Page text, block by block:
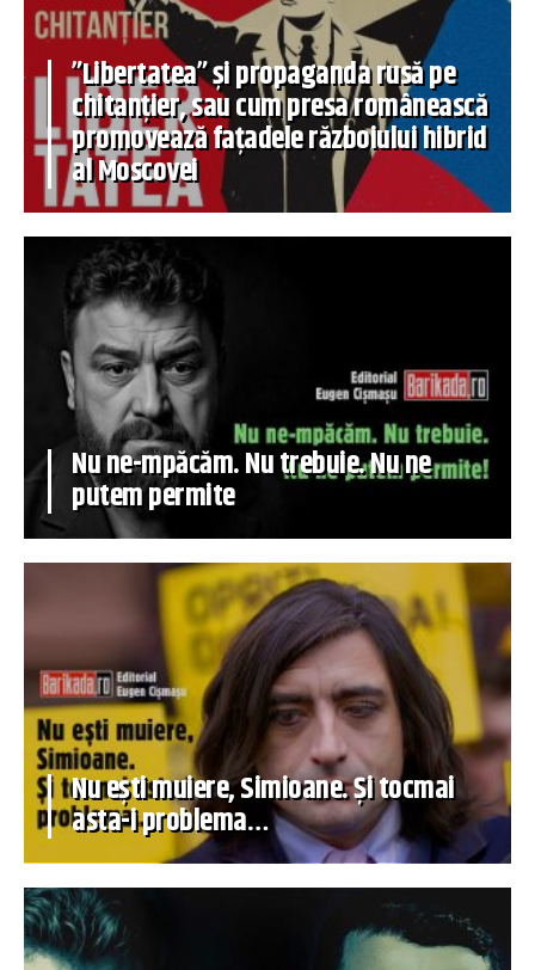
”Libertatea” și propaganda rusă pe
chitanțier, sau cum presa românească
promovează fațadele războiului hibrid
al Moscovei
Nu ne-mpăcăm. Nu trebuie. Nu ne
putem permite
Nu ești muiere, Simioane. Și tocmai
asta-i problema…